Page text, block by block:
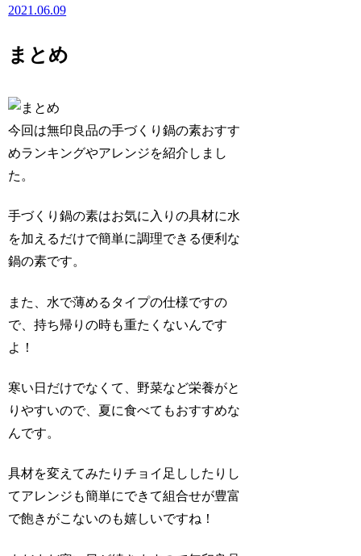
2021.06.09
まとめ
今回は無印良品の手づくり鍋の素おすす
めランキングやアレンジを紹介しまし
た。
手づくり鍋の素はお気に入りの具材に水
を加えるだけで簡単に調理できる便利な
鍋の素です。
また、水で薄めるタイプの仕様ですの
で、持ち帰りの時も重たくないんです
よ！
寒い日だけでなくて、野菜など栄養がと
りやすいので、夏に食べてもおすすめな
んです。
具材を変えてみたりチョイ足ししたりし
てアレンジも簡単にできて組合せが豊富
で飽きがこないのも嬉しいですね！